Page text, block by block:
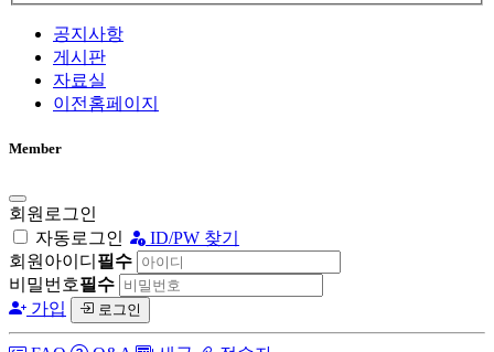
공지사항
게시판
자료실
이전홈페이지
Member
회원로그인
자동로그인
ID/PW 찾기
회원아이디 필수
비밀번호필수
가입
로그인